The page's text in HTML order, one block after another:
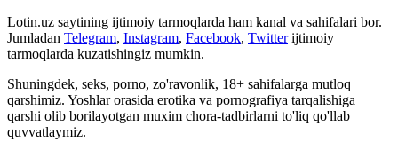
Lotin.uz saytining ijtimoiy tarmoqlarda ham kanal va sahifalari bor.
Jumladan Telegram, Instagram, Facebook, Twitter ijtimoiy
tarmoqlarda kuzatishingiz mumkin.
Shuningdek, seks, porno, zo'ravonlik, 18+ sahifalarga mutloq
qarshimiz. Yoshlar orasida erotika va pornografiya tarqalishiga
qarshi olib borilayotgan muxim chora-tadbirlarni to'liq qo'llab
quvvatlaymiz.